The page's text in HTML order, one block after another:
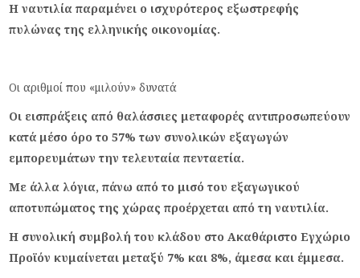
Η ναυτιλία παραμένει ο ισχυρότερος εξωστρεφής
πυλώνας της ελληνικής οικονομίας.
Οι αριθμοί που «μιλούν» δυνατά
Οι εισπράξεις από θαλάσσιες μεταφορές αντιπροσωπεύουν
κατά μέσο όρο το 57% των συνολικών εξαγωγών
εμπορευμάτων την τελευταία πενταετία.
Με άλλα λόγια, πάνω από το μισό του εξαγωγικού
αποτυπώματος της χώρας προέρχεται από τη ναυτιλία.
Η συνολική συμβολή του κλάδου στο Ακαθάριστο Εγχώριο
Προϊόν κυμαίνεται μεταξύ 7% και 8%, άμεσα και έμμεσα.